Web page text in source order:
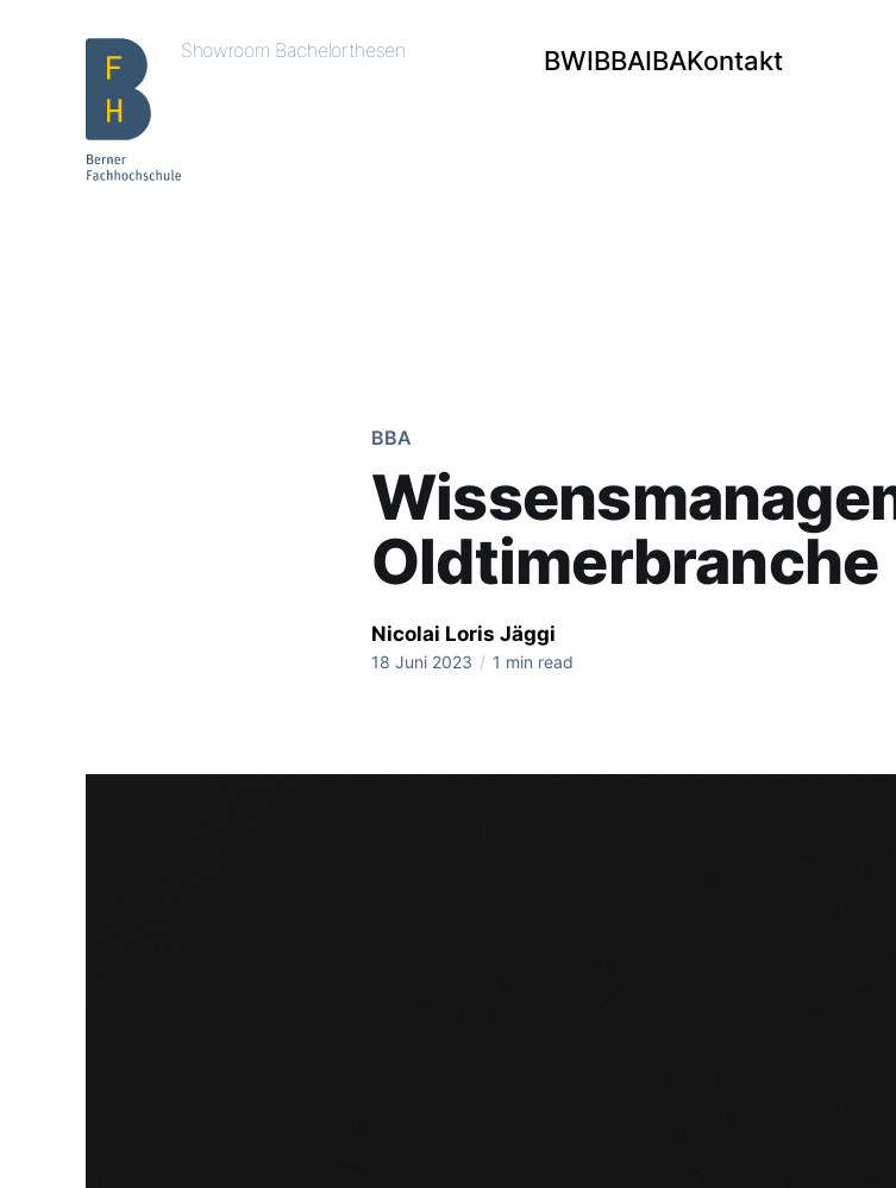
Showroom Bachelorthesen BWIBBAIBAKontakt
BBA
Oldtimerbranche
Nicolai Loris Jäggi
18 Juni 2023 / 1 min read